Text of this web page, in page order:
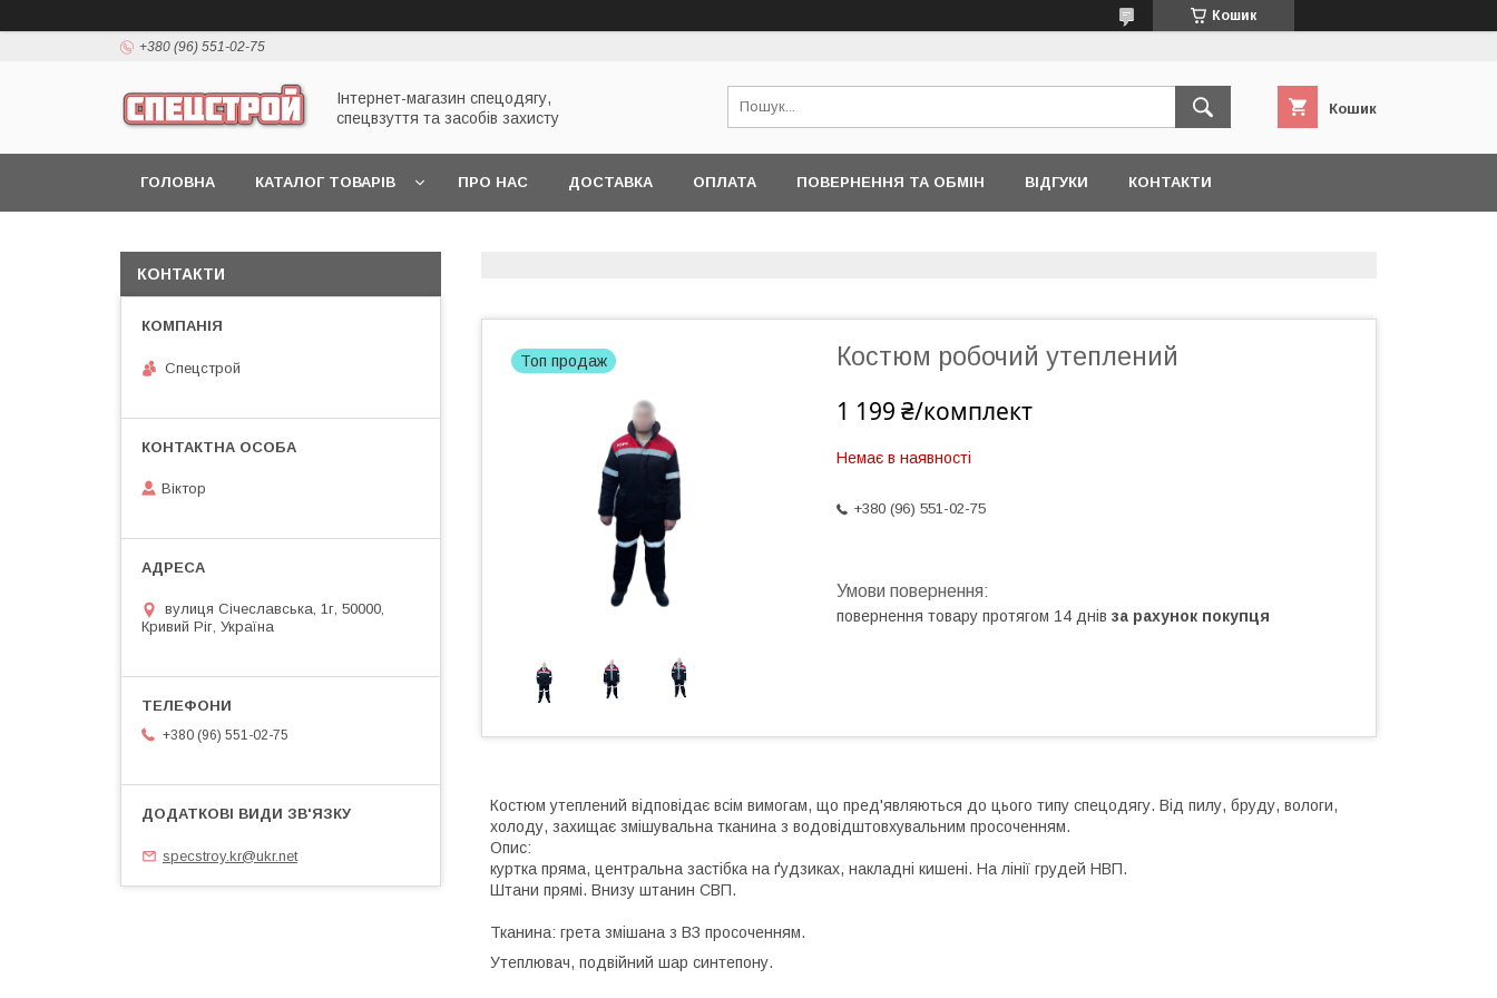
Кошик
+380 (96) 551-02-75
Інтернет-магазин спецодягу,
спецвзуття та засобів захисту
Кошик
ГОЛОВНА КАТАЛОГ ТОВАРІВ ПРО НАС ДОСТАВКА ОПЛАТА ПОВЕРНЕННЯ ТА ОБМІН ВІДГУКИ КОНТАКТИ
Топ продаж Костюм робочий утеплений
1 199 ₴/комплект
Немає в наявності
+380 (96) 551-02-75
повернення товару протягом 14 днів за рахунок покупця
Костюм утеплений відповідає всім вимогам, що пред'являються до цього типу спецодягу. Від пилу, бруду, вологи,
холоду, захищає змішувальна тканина з водовідштовхувальним просоченням.
Опис:
куртка пряма, центральна застібка на ґудзиках, накладні кишені. На лінії грудей НВП.
Штани прямі. Внизу штанин СВП.
Тканина: грета змішана з ВЗ просоченням.
Утеплювач, подвійний шар синтепону.
КОНТАКТИ
Спецстрой
Віктор
вулиця Січеславська, 1г, 50000,
Кривий Ріг, Україна
+380 (96) 551-02-75
specstroy.kr@ukr.net